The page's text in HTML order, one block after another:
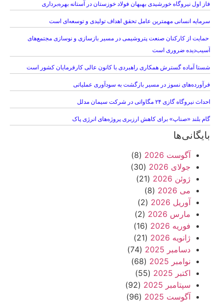
فاز اول نیروگاه خورشیدی بهبهان فولاد خوزستان در آستانه بهره‌برداری
سرمایه انسانی مهمترین عامل تحقق اهداف تولیدی و توسعه‌ای است
حمایت از کارکنان صنعت پتروشیمی در مسیر بازسازی و نوسازی مجتمع‌های
آسیب‌دیده ضروری است
شستا آماده گسترش همکاری راهبردی با کانون عالی کارفرمایان کشور است
فرآورده‌های نسوز در مسیر بازگشت به سودآوری عملیاتی
احداث نیروگاه گازی ۲۴ مگاواتی در شرکت سیمان مدلل
گام بلند «صناپ» برای کاهش ارزبری پروژه‌های انرژی پاک
بایگانی‌ها
آگوست 2026
(8)
جولای 2026
(30)
ژوئن 2026
(21)
می 2026
(8)
آوریل 2026
(2)
مارس 2026
(2)
فوریه 2026
(16)
ژانویه 2026
(21)
دسامبر 2025
(74)
نوامبر 2025
(68)
اکتبر 2025
(55)
سپتامبر 2025
(92)
آگوست 2025
(96)